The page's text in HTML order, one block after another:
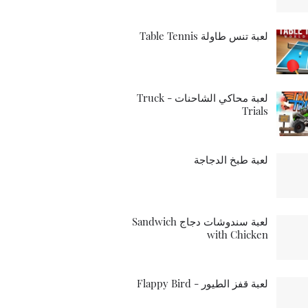
لعبة تنس طاولة Table Tennis
لعبة محاكي الشاحنات - Truck
Trials
لعبة طبخ الدجاجة
لعبة سندوشات دجاج Sandwich
with Chicken
لعبة قفز الطيور - Flappy Bird